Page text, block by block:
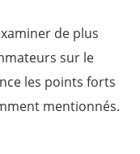
de plus
sur le
les points forts
mentionnés.